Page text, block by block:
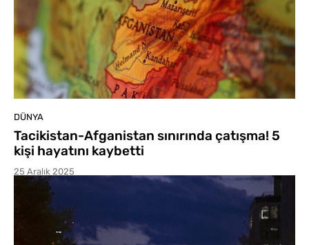
DÜNYA
Tacikistan-Afganistan sınırında çatışma! 5
kişi hayatını kaybetti
25 Aralık 2025